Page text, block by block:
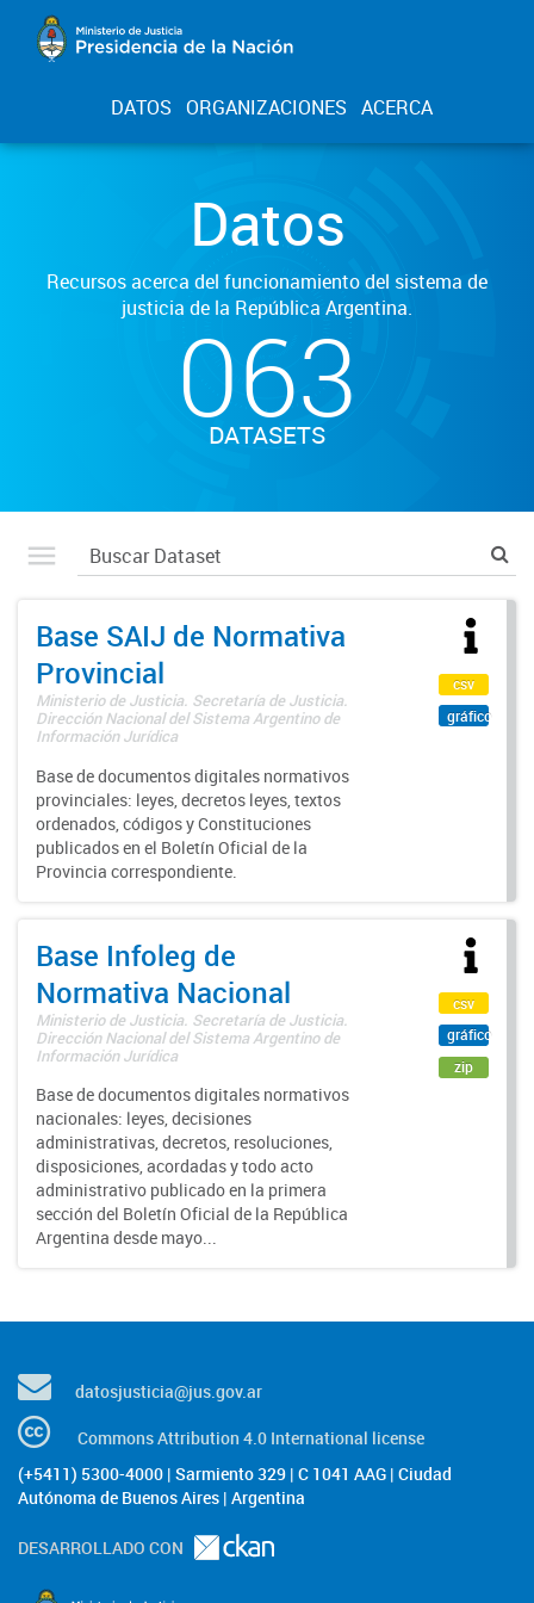
DATOS ORGANIZACIONES ACERCA
Datos
Recursos acerca del funcionamiento del sistema de
justicia de la República Argentina.
063
DATASETS
Base SAIJ de Normativa
Provincial
Ministerio de Justicia. Secretaría de Justicia.
Dirección Nacional del Sistema Argentino de
Información Jurídica
Base de documentos digitales normativos
provinciales: leyes, decretos leyes, textos
ordenados, códigos y Constituciones
publicados en el Boletín Oficial de la
Provincia correspondiente.
csv
gráfico
Base Infoleg de
Normativa Nacional
Ministerio de Justicia. Secretaría de Justicia.
Dirección Nacional del Sistema Argentino de
Información Jurídica
Base de documentos digitales normativos
nacionales: leyes, decisiones
administrativas, decretos, resoluciones,
disposiciones, acordadas y todo acto
administrativo publicado en la primera
sección del Boletín Oficial de la República
Argentina desde mayo...
csv
gráfico
zip
datosjusticia@jus.gov.ar
Commons Attribution 4.0 International license
(+5411) 5300-4000 | Sarmiento 329 | C 1041 AAG | Ciudad
Autónoma de Buenos Aires | Argentina
DESARROLLADO CON